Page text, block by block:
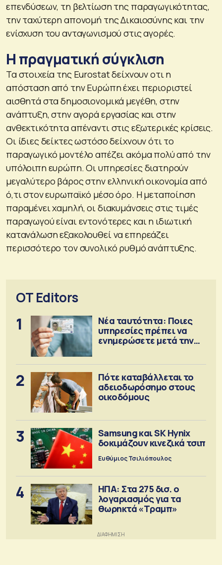
επενδύσεων, τη βελτίωση της παραγωγικότητας,
την ταχύτερη απονομή της Δικαιοσύνης και την
ενίσχυση του ανταγωνισμού στις αγορές.
Η πραγματική σύγκλιση
Τα στοιχεία της Eurostat δείχνουν οτι η
απόσταση από την Ευρώπη έχει περιοριστεί
αισθητά στα δημοσιονομικά μεγέθη, στην
ανάπτυξη, στην αγορά εργασίας και στην
ανθεκτικότητα απέναντι στις εξωτερικές κρίσεις.
Οι ίδιες δείκτες ωστόσο δείχνουν ότι το
παραγωγικό μοντέλο απέζει ακόμα πολύ από την
υπόλοιπη ευρώπη. Οι υπηρεσίες διατηρούν
μεγαλύτερο βάρος στην ελληνική οικονομία από
ό,τι στον ευρωπαϊκό μέσο όρο. Η μεταποίηση
παραμένει χαμηλή, οι διακυμάνσεις στις τιμές
παραγωγού είναι εντονότερες και η ιδιωτική
κατανάλωση εξακολουθεί να επηρεάζει
περισσότερο τον συνολικό ρυθμό ανάπτυξης.
OT Editors
1
Νέα ταυτότητα: Ποιες
υπηρεσίες πρέπει να
ενημερώσετε μετά την
2
Πότε καταβάλλεται το
αδειοδωρόσημο στους
οικοδόμους
3
Samsung και SK Hynix
δοκιμάζουν κινεζικά τσιπ
Ευθύμιος Τσιλιόπουλος
4
ΗΠΑ: Στα 275 δισ. ο
λογαριασμός για τα
θωρηκτά «Τραμπ»